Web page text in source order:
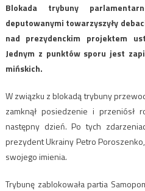
Blokada trybuny
deputowanymi towarzyszyły
nad prezydenckim projektem
Jednym z punktów sporu jest
mińskich.
W związku z blokadą trybuny
zamknął posiedzenie i przeniósł
następny dzień. Po tych
prezydent Ukrainy Petro
swojego imienia.
Trybunę zablokowała partia